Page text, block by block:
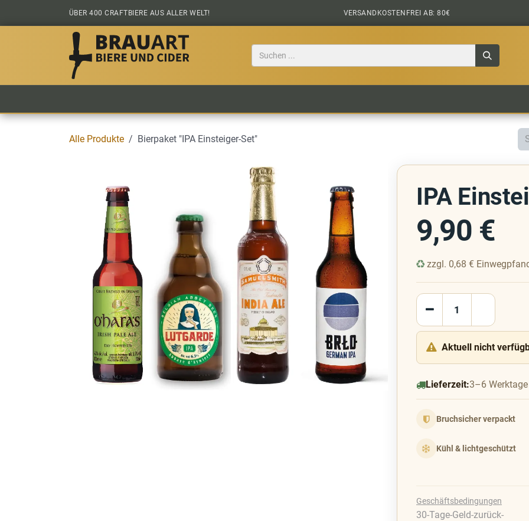
Zum Inhalt springen
ÜBER 400 CRAFTBIERE AUS ALLER WELT! VERSANDKOSTENFREI AB: 80€
Alle Produkte Bierpaket "IPA Einsteiger-Set"
IPA
9,90 €
zzgl. 0,68 €
Aktuell nicht
Lieferzeit:3–6 Werktage
Bruchsicher verpackt
Kühl & lichtgeschützt
Geschäftsbedingungen
30-Tage-Geld-zurück-